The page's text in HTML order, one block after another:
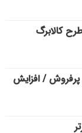
کالابرگ
/ افزایش